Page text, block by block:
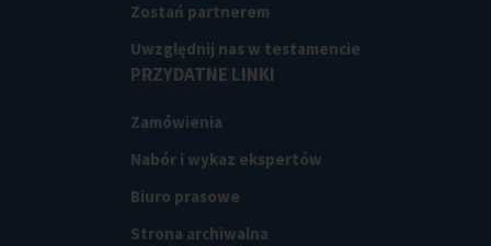
Zostań partnerem
Uwzględnij nas w testamencie
PRZYDATNE LINKI
Zamówienia
Nabór i wykaz ekspertów
Biuro prasowe
Strona archiwalna